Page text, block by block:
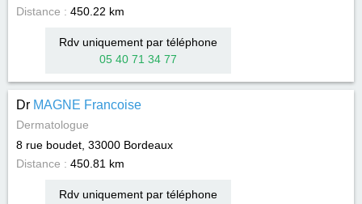
Distance : 450.22 km
Rdv uniquement par téléphone
05 40 71 34 77
Dr MAGNE Francoise
Dermatologue
8 rue boudet, 33000 Bordeaux
Distance : 450.81 km
Rdv uniquement par téléphone